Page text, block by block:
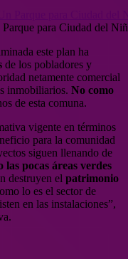
para Ciudad del
este plan ha
de los pobladores y
netamente comercial
inmobiliarios. No como
de esta comuna.
vigente en términos
para la comunidad
siguen llenando de
las pocas áreas verdes
destruyen el patrimonio
lo es el sector de
en las instalaciones”,